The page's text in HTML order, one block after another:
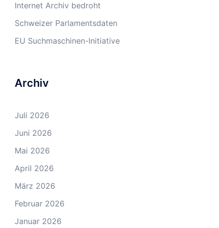
Internet Archiv bedroht
Schweizer Parlamentsdaten
EU Suchmaschinen-Initiative
Archiv
Juli 2026
Juni 2026
Mai 2026
April 2026
März 2026
Februar 2026
Januar 2026